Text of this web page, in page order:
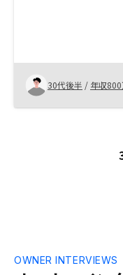
30代後半 / 年収
OWNER INTERVIEWS